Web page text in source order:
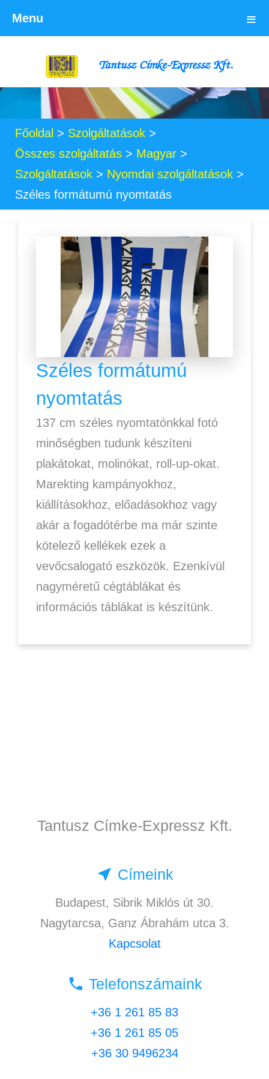
Tantusz Címke-Expressz Kft.
Főoldal > Szolgáltatások >
Összes szolgáltatás > Magyar >
Szolgáltatások > Nyomdai szolgáltatások >
Széles formátumú nyomtatás
Széles formátumú
nyomtatás
137 cm széles nyomtatónkkal fotó
minőségben tudunk készíteni
plakátokat, molinókat, roll-up-okat.
Marekting kampányokhoz,
kiállításokhoz, előadásokhoz vagy
akár a fogadótérbe ma már szinte
kötelező kellékek ezek a
vevőcsalogató eszközök. Ezenkívül
nagyméretű cégtáblákat és
információs táblákat is készítünk.
Tantusz Címke-Expressz Kft.
near_me Címeink
Budapest, Sibrik Miklós út 30.
Nagytarcsa, Ganz Ábrahám utca 3.
Kapcsolat
local_phone Telefonszámaink
+36 1 261 85 83
+36 1 261 85 05
+36 30 9496234
Menu ≡